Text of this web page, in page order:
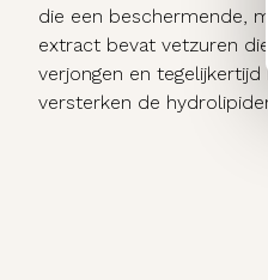
die een beschermende,
extract bevat vetzuren
verjongen en
versterken de